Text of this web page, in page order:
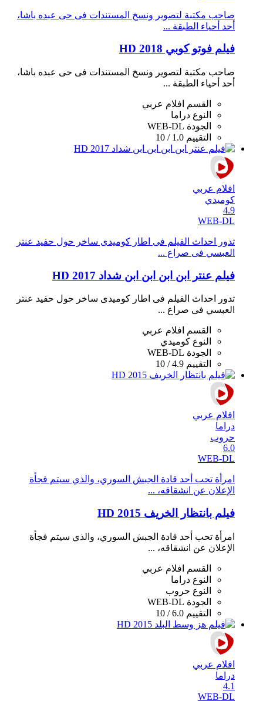
صاحب مكتبة لتصوير ونسخ المستندات فى حى عبده باشا،
أحد أحياء الطبقة ...
فيلم فوتو كوبي 2018 HD
صاحب مكتبة لتصوير ونسخ المستندات فى حى عبده باشا،
أحد أحياء الطبقة ...
القسم
افلام عربي
النوع دراما
الجودة WEB-DL
التقييم 1.0 / 10
افلام عربي
كوميدي
4.9
WEB-DL
تدور احداث الفيلم فى اطار كوميدى ساخر حول حفيد عنتر
العبسي فى صراع ...
فيلم عنتر ابن ابن ابن ابن شداد 2017 HD
تدور احداث الفيلم فى اطار كوميدى ساخر حول حفيد عنتر
العبسي فى صراع ...
القسم افلام عربي
النوع كوميدي
الجودة WEB-DL
التقييم 4.9 / 10
افلام عربي
دراما
حروب
6.0
WEB-DL
امرأة تحب أحد قادة الجبش السوري، والذي سيتم فجأة
الإعلان عن انشقاقه، ...
فيلم بانتظار الخريف 2015 HD
امرأة تحب أحد قادة الجبش السوري، والذي سيتم فجأة
الإعلان عن انشقاقه، ...
القسم
افلام عربي
النوع دراما
النوع حروب
الجودة WEB-DL
التقييم 6.0 / 10
افلام عربي
دراما
4.1
WEB-DL